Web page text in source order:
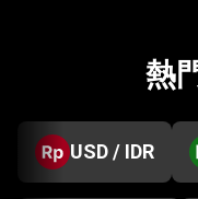
熱
USD / IDR